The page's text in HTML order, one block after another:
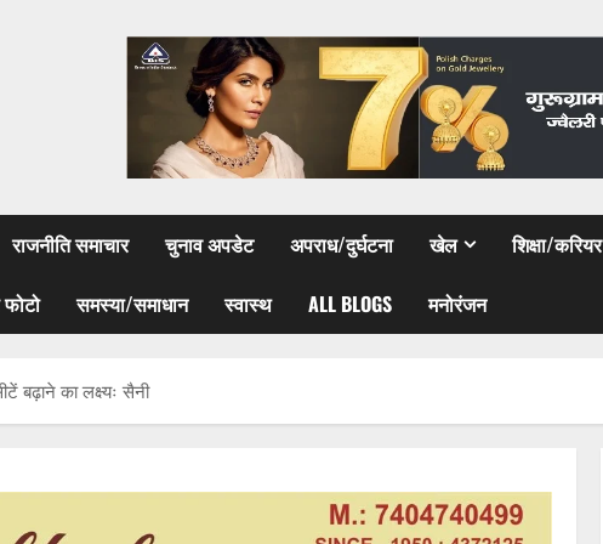
राजनीति समाचार चुनाव अपडेट अपराध/दुर्घटना खेल शिक्षा/करियर
समस्या/समाधान स्वास्थ ALL BLOGS मनोरंजन
बढ़ाने का लक्ष्यः सैनी